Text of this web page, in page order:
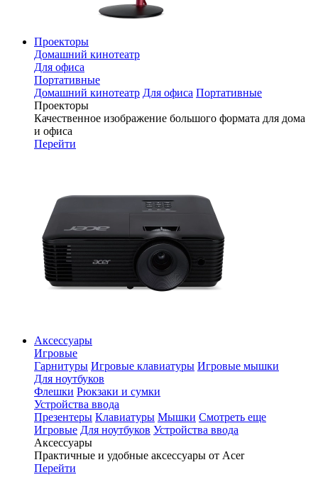
Проекторы
Домашний кинотеатр
Для офиса
Портативные
Домашний кинотеатр Для офиса Портативные
Проекторы
Качественное изображение большого формата для дома
и офиса
Перейти
Аксессуары
Игровые
Гарнитуры Игровые клавиатуры Игровые мышки
Для ноутбуков
Флешки Рюкзаки и сумки
Устройства ввода
Презентеры Клавиатуры Мышки Смотреть еще
Игровые Для ноутбуков Устройства ввода
Аксессуары
Практичные и удобные аксессуары от Acer
Перейти